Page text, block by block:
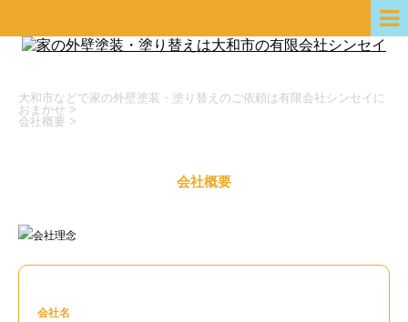
大和市などで家の外壁塗装・塗り替えのご依頼は有限会社シンセイに
おまかせ >
会社概要 >
会社概要
会社名